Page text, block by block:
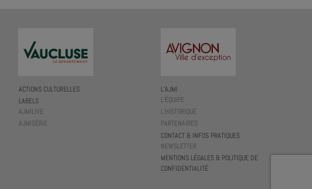
ACTIONS CULTURELLES
LABELS
AJMILIVE
AJMISÉRIE
L’AJMI
L’ÉQUIPE
L’HISTORIQUE
PARTENAIRES
CONTACT & INFOS PRATIQUES
NEWSLETTER
MENTIONS LÉGALES & POLITIQUE DE
CONFIDENTIALITÉ